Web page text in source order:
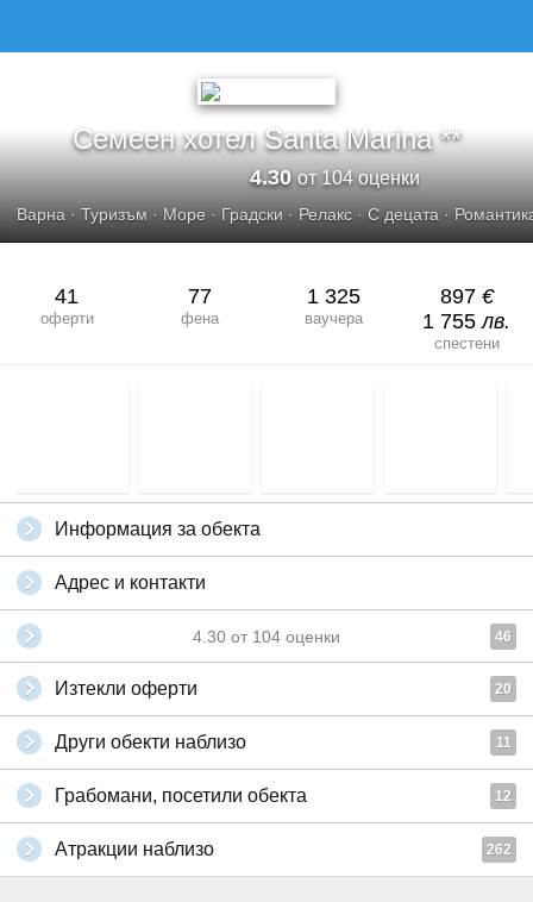
Семеен хотел Santa Marina **
4.30от 104 оценки
Варна · Туризъм · Море · Градски · Релакс · С децата ·
41
оферти
77
фена
1 325
ваучера
897 €
1 755лв.
спестени
Информация за обекта
Адрес и контакти
4.30 от 104 оценки 46
Изтекли оферти 20
Други обекти наблизо 11
Грабомани, посетили обекта 12
Атракции наблизо 262